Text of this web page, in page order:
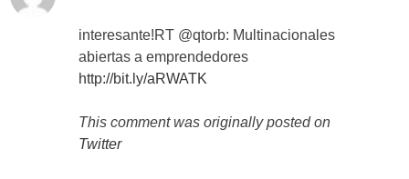
interesante!RT @qtorb: Multinacionales
abiertas a emprendedores
http://bit.ly/aRWATK
This comment was originally posted on
Twitter